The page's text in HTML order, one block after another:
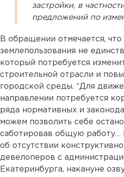
застройки, в
предложений по
В обращении отмечается, что
землепользования не
который потребуется
строительной отрасли и
городской среды. “Для
направлении потребуется
ряда нормативных и
можем позволить себе
саботировав общую
об отсутствии
девелоперов с
Екатеринбурга, накануне